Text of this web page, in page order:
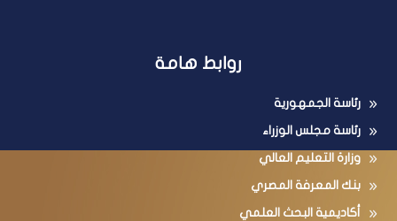
روابط هامة
رئاسة الجمهورية
رئاسة مجلس الوزراء
وزارة التعليم العالي
بنك المعرفة المصري
أكاديمية البحث العلمي